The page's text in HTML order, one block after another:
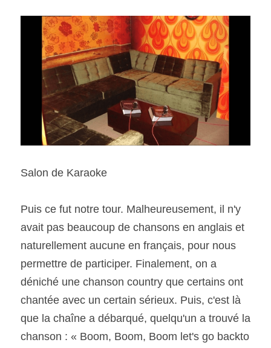
Salon de Karaoke
Puis ce fut notre tour. Malheureusement, il n'y
avait pas beaucoup de chansons en anglais et
naturellement aucune en français, pour nous
permettre de participer. Finalement, on a
déniché une chanson country que certains ont
chantée avec un certain sérieux. Puis, c'est là
que la chaîne a débarqué, quelqu'un a trouvé la
chanson : « Boom, Boom, Boom let's go backto